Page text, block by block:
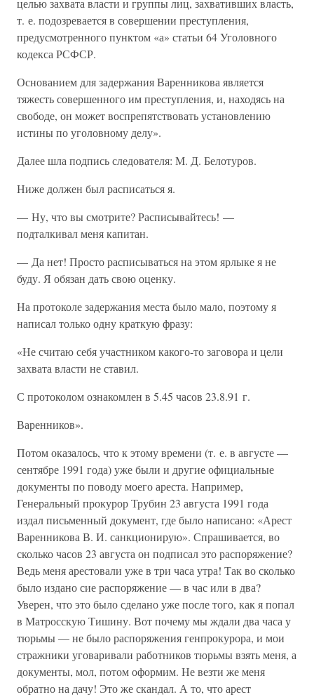
целью захвата власти и группы лиц, захвативших власть,
т. е. подозревается в совершении преступления,
предусмотренного пунктом «а» статьи 64 Уголовного
кодекса РСФСР.
Основанием для задержания Варенникова является
тяжесть совершенного им преступления, и, находясь на
свободе, он может воспрепятствовать установлению
истины по уголовному делу».
Далее шла подпись следователя: М. Д. Белотуров.
Ниже должен был расписаться я.
— Ну, что вы смотрите? Расписывайтесь! —
подталкивал меня капитан.
— Да нет! Просто расписываться на этом ярлыке я не
буду. Я обязан дать свою оценку.
На протоколе задержания места было мало, поэтому я
написал только одну краткую фразу:
«Не считаю себя участником какого-то заговора и цели
захвата власти не ставил.
С протоколом ознакомлен в 5.45 часов 23.8.91 г.
Варенников».
Потом оказалось, что к этому времени (т. е. в августе —
сентябре 1991 года) уже были и другие официальные
документы по поводу моего ареста. Например,
Генеральный прокурор Трубин 23 августа 1991 года
издал письменный документ, где было написано: «Арест
Варенникова В. И. санкционирую». Спрашивается, во
сколько часов 23 августа он подписал это распоряжение?
Ведь меня арестовали уже в три часа утра! Так во сколько
было издано сие распоряжение — в час или в два?
Уверен, что это было сделано уже после того, как я попал
в Матросскую Тишину. Вот почему мы ждали два часа у
тюрьмы — не было распоряжения генпрокурора, и мои
стражники уговаривали работников тюрьмы взять меня, а
документы, мол, потом оформим. Не везти же меня
обратно на дачу! Это же скандал. А то, что арест